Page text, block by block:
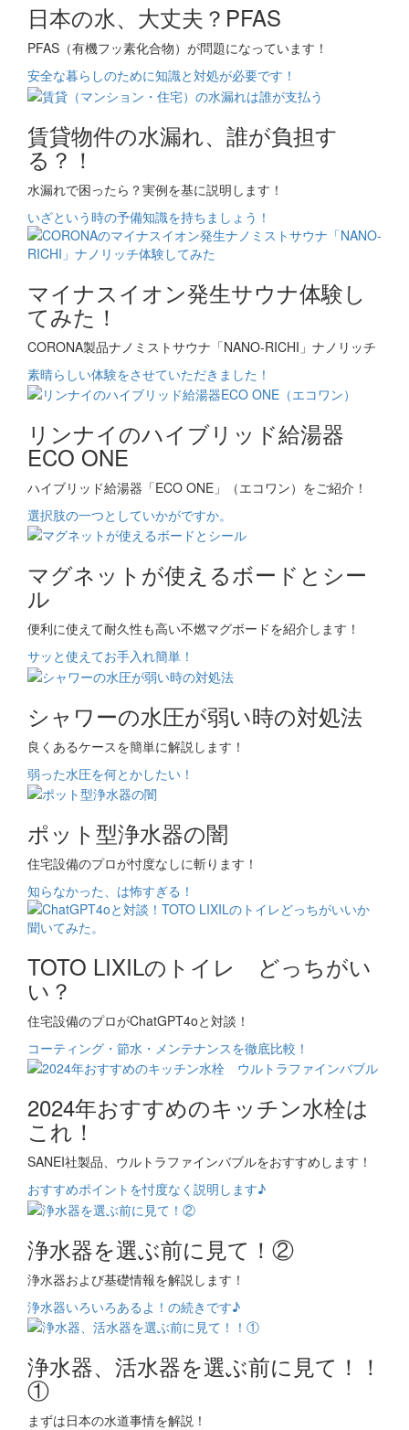
日本の水、大丈夫？PFAS
PFAS（有機フッ素化合物）が問題になっています！
安全な暮らしのために知識と対処が必要です！
賃貸物件の水漏れ、誰が負担す
る？！
水漏れで困ったら？実例を基に説明します！
いざという時の予備知識を持ちましょう！
マイナスイオン発生サウナ体験し
てみた！
CORONA製品ナノミストサウナ「NANO-RICHI」ナノリッチ
素晴らしい体験をさせていただきました！
リンナイのハイブリッド給湯器
ECO ONE
ハイブリッド給湯器「ECO ONE」（エコワン）をご紹介！
選択肢の一つとしていかがですか。
マグネットが使えるボードとシー
ル
便利に使えて耐久性も高い不燃マグボードを紹介します！
サッと使えてお手入れ簡単！
シャワーの水圧が弱い時の対処法
良くあるケースを簡単に解説します！
弱った水圧を何とかしたい！
ポット型浄水器の闇
住宅設備のプロが忖度なしに斬ります！
知らなかった、は怖すぎる！
TOTO LIXILのトイレ どっちがい
い？
住宅設備のプロがChatGPT4oと対談！
コーティング・節水・メンテナンスを徹底比較！
2024年おすすめのキッチン水栓は
これ！
SANEI社製品、ウルトラファインバブルをおすすめします！
おすすめポイントを忖度なく説明します♪
浄水器を選ぶ前に見て！②
浄水器および基礎情報を解説します！
浄水器いろいろあるよ！の続きです♪
浄水器、活水器を選ぶ前に見て！！
①
まずは日本の水道事情を解説！